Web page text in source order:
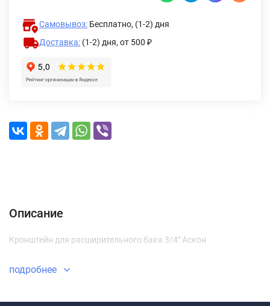
Самовывоз: Бесплатно, (1-2) дня
Доставка: (1-2) дня, от 500 ₽
Описание
Кронштейн для расширительного бака 3/4" Аскон
подробнее